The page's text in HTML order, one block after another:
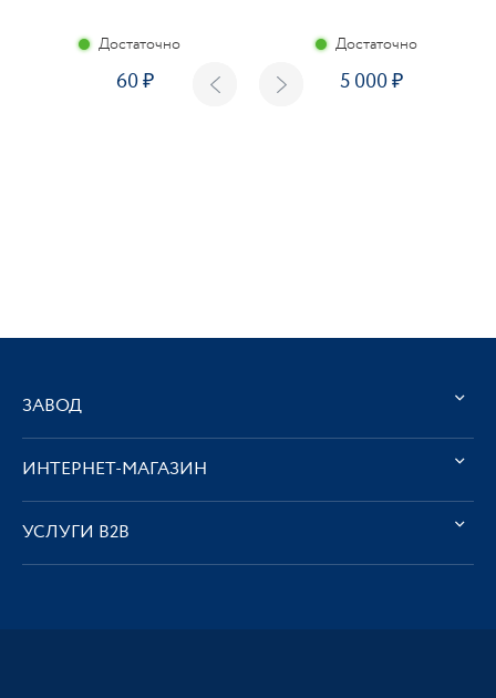
Достаточно
60
Достаточно
5 000
ЗАВОД
ИНТЕРНЕТ-МАГАЗИН
УСЛУГИ В2В